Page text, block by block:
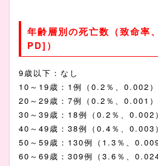
年齢層別の死亡数（致命率
PD]）
9歳以下：なし
10～19歳：1例（0.2％、0.002）
20～29歳：7例（0.2％、0.001）
30～39歳：18例（0.2％、0.002）
40～49歳：38例（0.4％、0.003）
50～59歳：130例（1.3％、0.009
60～69歳：309例（3.6％、0.024